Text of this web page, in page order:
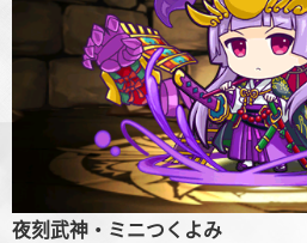
夜刻武神・ミニつくよみ